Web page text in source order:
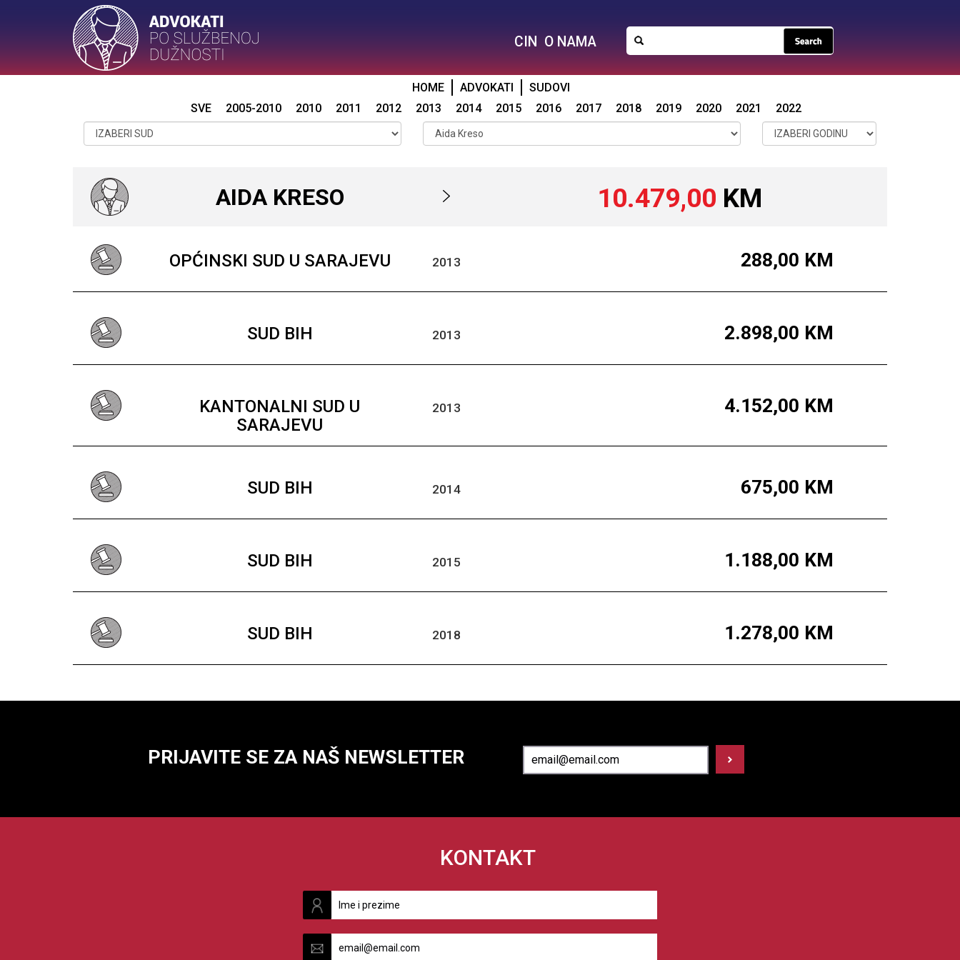
CIN O NAMA
HOME ADVOKATI
SUDOVI
2022
2021
2020
2019
2018
2017
2016
2015
2014
2013
2012
2011
2010
2005-2010
SVE
AIDA KRESO 10.479,00 KM
OPĆINSKI SUD U SARAJEVU 2013 288,00 KM
SUD BIH 2013 2.898,00 KM
KANTONALNI SUD U
SARAJEVU
2013 4.152,00 KM
SUD BIH 2014 675,00 KM
SUD BIH 2015 1.188,00 KM
SUD BIH 2018 1.278,00 KM
PRIJAVITE SE ZA NAŠ NEWSLETTER
KONTAKT